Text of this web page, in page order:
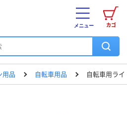
カゴ
メニュー
用品 自転車用品 自転車用ライ